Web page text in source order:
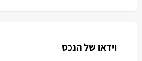
וידאו של הנכס